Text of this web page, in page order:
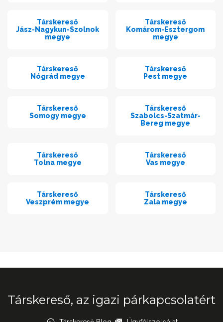
Társkereső
Jász-Nagykun-Szolnok
megye
Társkereső
Komárom-Esztergom
megye
Társkereső
Nógrád megye
Társkereső
Pest megye
Társkereső
Somogy megye
Társkereső
Szabolcs-Szatmár-
Bereg megye
Társkereső
Tolna megye
Társkereső
Vas megye
Társkereső
Veszprém megye
Társkereső
Zala megye
Társkereső, az igazi párkapcsolatért